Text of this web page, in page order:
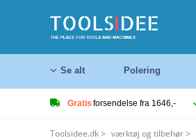
Se alt Polering
Gratis forsendelse fra 1646,-
Toolsidee.dk> værktøj og tilbehør>